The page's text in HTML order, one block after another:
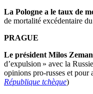
La Pologne a le taux de
de mortalité excédentaire
PRAGUE
Le président Milos
d’expulsion » avec la
opinions pro-russes et pour
République tchèque)